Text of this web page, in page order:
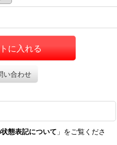
に入れる
い合わせ
態表記について 」をご覧くださ